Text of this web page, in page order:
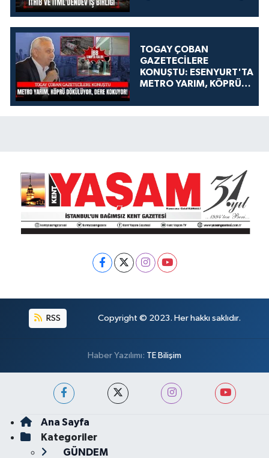
TOGAY ÇOBAN
GAZETECİLERE
KONUŞTU: ESENYURT'TA
METRO YARIM, KÖPRÜ
KOKUYOR!
RSS Copyright © 2023. Her hakkı saklıdır.
Haber Yazılımı: TE Bilişim
Ana Sayfa
Kategoriler
GÜNDEM